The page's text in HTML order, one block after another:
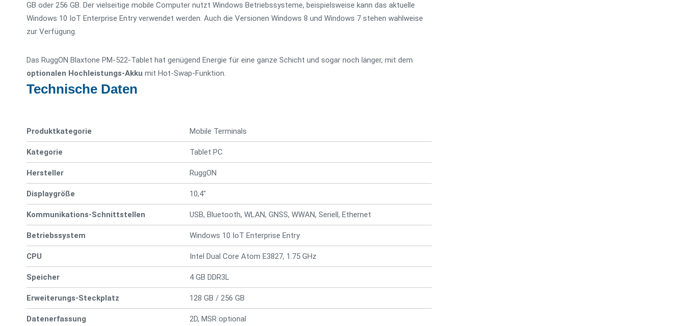
GB oder 256 GB. Der vielseitige mobile Computer nutzt Windows Betriebssysteme, beispielsweise kann das aktuelle
Windows 10 IoT Enterprise Entry verwendet werden. Auch die Versionen Windows 8 und Windows 7 stehen wahlweise
zur Verfügung.
Das RuggON Blaxtone PM-522-Tablet hat genügend Energie für eine ganze Schicht und sogar noch länger, mit dem
optionalen Hochleistungs-Akku mit Hot-Swap-Funktion.
Technische Daten
Produktkategorie Mobile Terminals
Kategorie Tablet PC
Hersteller RuggON
Displaygröße 10,4"
Kommunikations-Schnittstellen USB, Bluetooth, WLAN, GNSS, WWAN, Seriell, Ethernet
Betriebssystem Windows 10 IoT Enterprise Entry
CPU Intel Dual Core Atom E3827, 1.75 GHz
Speicher 4 GB DDR3L
Erweiterungs-Steckplatz 128 GB / 256 GB
Datenerfassung 2D, MSR optional